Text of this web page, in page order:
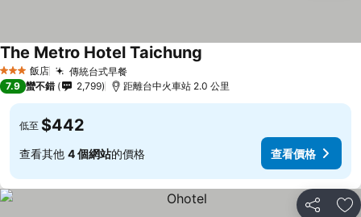
3 星級 飯店 傳統台式早餐查看價格
The Metro Hotel Taichung
7.9 蠻不錯 2,799 距離台中火車站 2.0 公里
低至 $442
查看其他 4 個網站的價格 查看價格
分享 加